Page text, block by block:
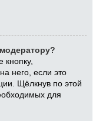
него, если это
Щёлкнув по этой
для